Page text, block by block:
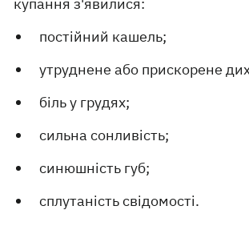
купання з'явилися:
постійний кашель;
утруднене або прискорене
біль у грудях;
сильна сонливість;
синюшність губ;
сплутаність свідомості.